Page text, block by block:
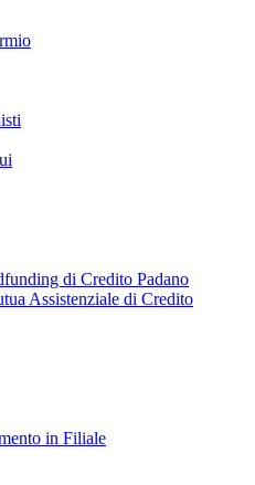
di Credito Padano
Assistenziale di Credito
in Filiale